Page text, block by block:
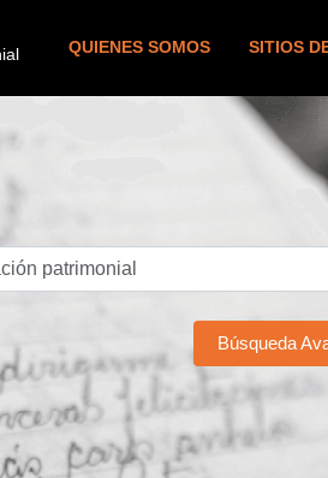
QUIENES SOMOS SITIOS
Búsqueda